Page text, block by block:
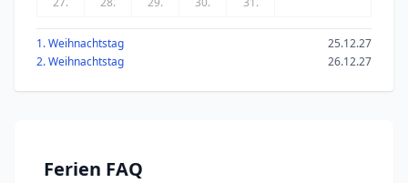
1. Weihnachtstag
25.12.27
2. Weihnachtstag
26.12.27
Ferien FAQ